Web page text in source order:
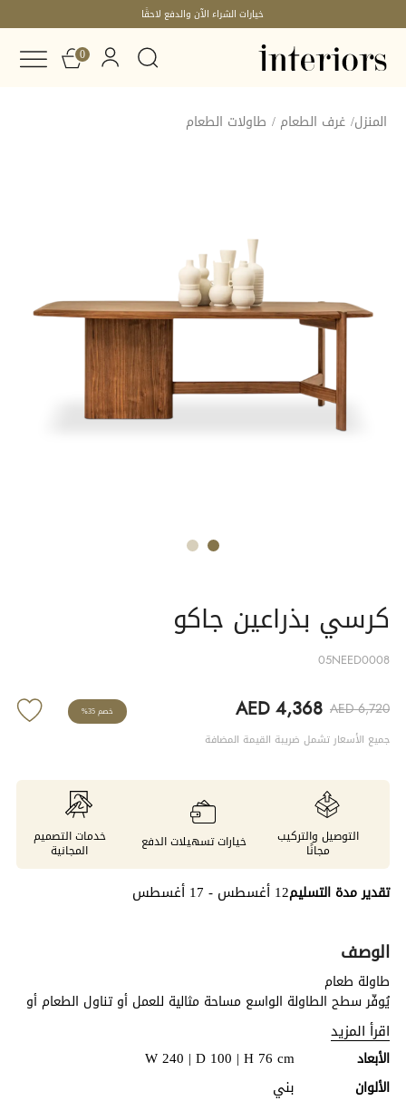
خيارات الشراء الآن والدفع لاحقًا
0
المنزل/ غرف الطعام / طاولات الطعام
كرسي بذراعين جاكو
05NEED0008
AED 4,368 AED 6,720
جميع الأسعار تشمل ضريبة القيمة المضافة
خصم 35%
التوصيل والتركيب
مجانًا خيارات تسهيلات الدفع خدمات التصميم
المجانية
تقدير مدة التسليم12 أغسطس - 17 أغسطس
الوصف
طاولة طعام
يُوفّر سطح الطاولة الواسع مساحة مثالية للعمل أو تناول الطعام أو
الأنشطة المختلفة. ويضفي التناسق بين الخشب والمعدن لمسة
عصرية على أي غرفة. مصنوعة من خشب الجوز الأمريكي المُكسو
على ألواح MDF، مع لمسات من الفولاذ المقاوم للصدأ بطبقة نهائية
من التيتانيوم.
اقرأ المزيد
الأبعاد W 240 | D 100 | H 76 cm
الألوان بني